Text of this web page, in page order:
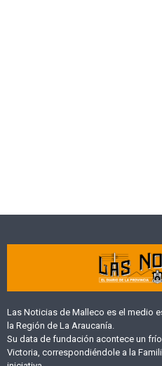
Las Noticias de Malleco es el medio
la Región de La Araucanía.
Su data de fundación acontece un
Victoria, correspondiéndole a la